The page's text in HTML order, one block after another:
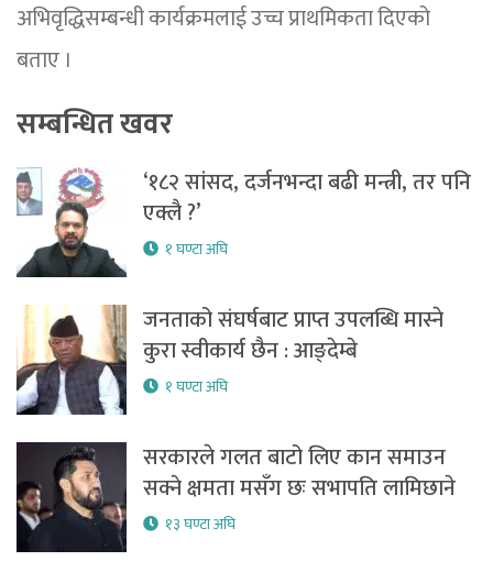
अभिवृद्धिसम्बन्धी कार्यक्रमलाई उच्च प्राथमिकता दिएको
बताए ।
सम्बन्धित खवर
‘१८२ सांसद, दर्जनभन्दा बढी मन्त्री, तर पनि
एक्लै ?’
१ घण्टा अघि
जनताको संघर्षबाट प्राप्त उपलब्धि मास्ने
कुरा स्वीकार्य छैन : आङ्देम्बे
१ घण्टा अघि
सरकारले गलत बाटो लिए कान समाउन
सक्ने क्षमता मसँग छः सभापति लामिछाने
१३ घण्टा अघि